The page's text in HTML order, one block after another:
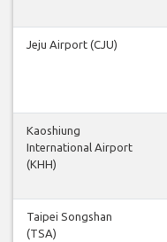
Jeju Airport (CJU)
Kaoshiung
International Airport
(KHH)
Taipei Songshan
(TSA)